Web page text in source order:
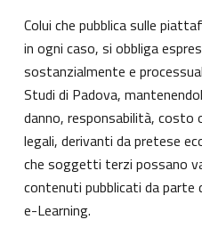
Colui che pubblica sulle
in ogni caso, si obbliga
sostanzialmente e
Studi di Padova,
danno, responsabilità, costo
legali, derivanti da pretese
che soggetti terzi possano
contenuti pubblicati da parte
e-Learning.